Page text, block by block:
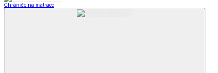
Chrániče na matrace